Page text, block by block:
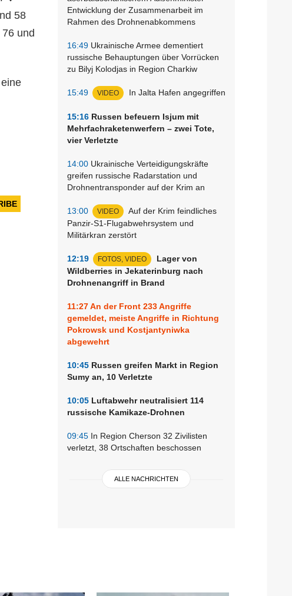
Entwicklung der Zusammenarbeit im
Rahmen des Drohnenabkommens
16:49 Ukrainische Armee dementiert
russische Behauptungen über Vorrücken
zu Bilyj Kolodjas in Region Charkiw
15:49 VIDEO In Jalta Hafen angegriffen
15:16 Russen befeuern Isjum mit
Mehrfachraketenwerfern – zwei Tote,
vier Verletzte
14:00 Ukrainische Verteidigungskräfte
greifen russische Radarstation und
Drohnentransponder auf der Krim an
13:00 VIDEO
Auf der Krim feindliches
Panzir-S1-Flugabwehrsystem und
Militärkran zerstört
12:19 FOTOS, VIDEO
Lager von
Wildberries in Jekaterinburg nach
Drohnenangriff in Brand
11:27An der Front 233 Angriffe
gemeldet, meiste Angriffe in Richtung
Pokrowsk und Kostjantyniwka
abgewehrt
10:45 Russen greifen Markt in Region
Sumy an, 10 Verletzte
10:05 Luftabwehr neutralisiert 114
russische Kamikaze-Drohnen
09:45 In Region Cherson 32 Zivilisten
verletzt, 38 Ortschaften beschossen
ALLE NACHRICHTEN
58
und